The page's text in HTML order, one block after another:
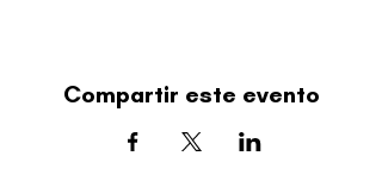
Compartir este evento